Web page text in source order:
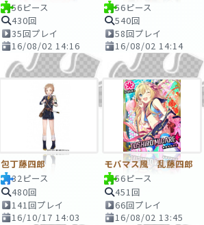
56ピース
430回
35回プレイ
16/08/02 14:16
56ピース
540回
58回プレイ
16/08/02 14:14
包丁藤四郎
32ピース
480回
141回プレイ
16/10/17 14:03
モバマス風 乱藤四郎
56ピース
451回
66回プレイ
16/08/02 13:45